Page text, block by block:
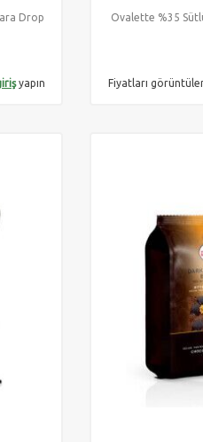
Drop
yapın
Ovalette %35
Fiyatları